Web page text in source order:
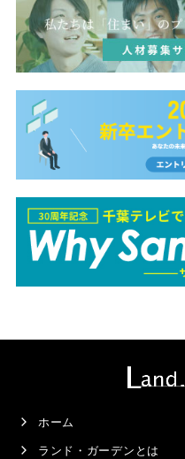
ホーム
ランド・ガーデンとは